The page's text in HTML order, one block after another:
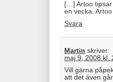
[…] Artoo tipsar
en vecka.
Svara
Martin skriver:
maj 9, 2008 kl.
Vill gärna
att det även